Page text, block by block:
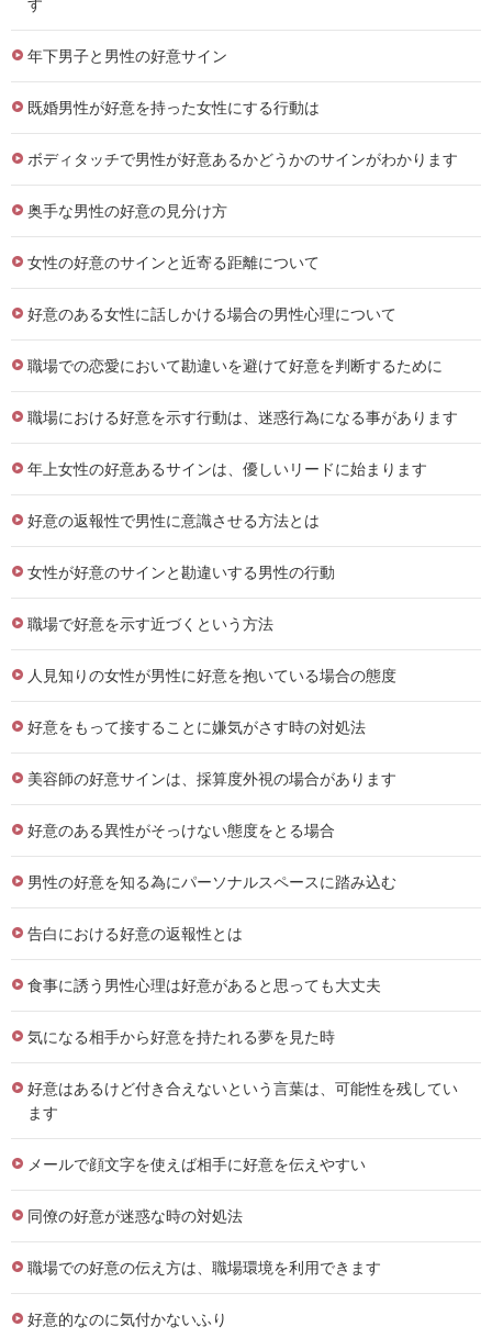
す
年下男子と男性の好意サイン
既婚男性が好意を持った女性にする行動は
ボディタッチで男性が好意あるかどうかのサインがわかります
奥手な男性の好意の見分け方
女性の好意のサインと近寄る距離について
好意のある女性に話しかける場合の男性心理について
職場での恋愛において勘違いを避けて好意を判断するために
職場における好意を示す行動は、迷惑行為になる事があります
年上女性の好意あるサインは、優しいリードに始まります
好意の返報性で男性に意識させる方法とは
女性が好意のサインと勘違いする男性の行動
職場で好意を示す近づくという方法
人見知りの女性が男性に好意を抱いている場合の態度
好意をもって接することに嫌気がさす時の対処法
美容師の好意サインは、採算度外視の場合があります
好意のある異性がそっけない態度をとる場合
男性の好意を知る為にパーソナルスペースに踏み込む
告白における好意の返報性とは
食事に誘う男性心理は好意があると思っても大丈夫
気になる相手から好意を持たれる夢を見た時
好意はあるけど付き合えないという言葉は、可能性を残してい
ます
メールで顔文字を使えば相手に好意を伝えやすい
同僚の好意が迷惑な時の対処法
職場での好意の伝え方は、職場環境を利用できます
好意的なのに気付かないふり